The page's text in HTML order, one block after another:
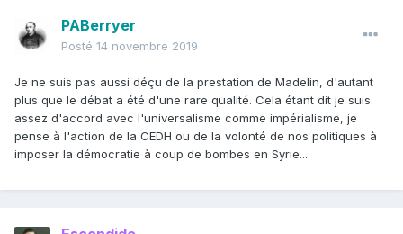
PABerryer
Posté 14 novembre 2019
Je ne suis pas aussi déçu de la prestation de Madelin, d'autant
plus que le débat a été d'une rare qualité. Cela étant dit je suis
assez d'accord avec l'universalisme comme impérialisme, je
pense à l'action de la CEDH ou de la volonté de nos politiques à
imposer la démocratie à coup de bombes en Syrie...